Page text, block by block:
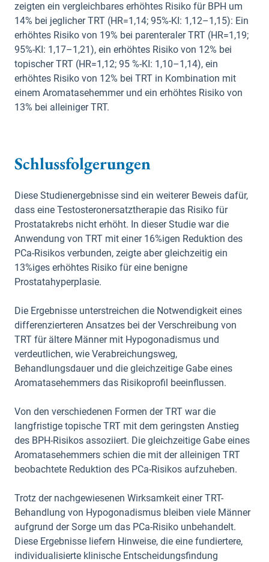
zeigten ein vergleichbares erhöhtes Risiko für BPH um
14% bei jeglicher TRT (HR=1,14; 95%-KI: 1,12–1,15): Ein
erhöhtes Risiko von 19% bei parenteraler TRT (HR=1,19;
95%-KI: 1,17–1,21), ein erhöhtes Risiko von 12% bei
topischer TRT (HR=1,12; 95 %-KI: 1,10–1,14), ein
erhöhtes Risiko von 12% bei TRT in Kombination mit
einem Aromatasehemmer und ein erhöhtes Risiko von
13% bei alleiniger TRT.
Schlussfolgerungen
Diese Studienergebnisse sind ein weiterer Beweis dafür,
dass eine Testosteronersatztherapie das Risiko für
Prostatakrebs nicht erhöht. In dieser Studie war die
Anwendung von TRT mit einer 16%igen Reduktion des
PCa-Risikos verbunden, zeigte aber gleichzeitig ein
13%iges erhöhtes Risiko für eine benigne
Prostatahyperplasie.
Die Ergebnisse unterstreichen die Notwendigkeit eines
differenzierteren Ansatzes bei der Verschreibung von
TRT für ältere Männer mit Hypogonadismus und
verdeutlichen, wie Verabreichungsweg,
Behandlungsdauer und die gleichzeitige Gabe eines
Aromatasehemmers das Risikoprofil beeinflussen.
Von den verschiedenen Formen der TRT war die
langfristige topische TRT mit dem geringsten Anstieg
des BPH-Risikos assoziiert. Die gleichzeitige Gabe eines
Aromatasehemmers schien die mit der alleinigen TRT
beobachtete Reduktion des PCa-Risikos aufzuheben.
Trotz der nachgewiesenen Wirksamkeit einer TRT-
Behandlung von Hypogonadismus bleiben viele Männer
aufgrund der Sorge um das PCa-Risiko unbehandelt.
Diese Ergebnisse liefern Hinweise, die eine fundiertere,
individualisierte klinische Entscheidungsfindung